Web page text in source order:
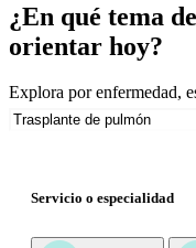
¿En qué tema
orientar hoy?
Explora por enfermedad,
Servicio o especialidad